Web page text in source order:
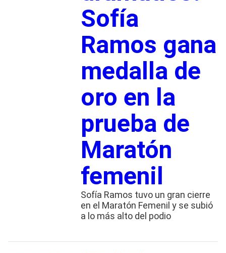
Sofía
Ramos gana
medalla de
oro en la
prueba de
Maratón
femenil
Sofía Ramos tuvo un gran cierre
en el Maratón Femenil y se subió
a lo más alto del podio